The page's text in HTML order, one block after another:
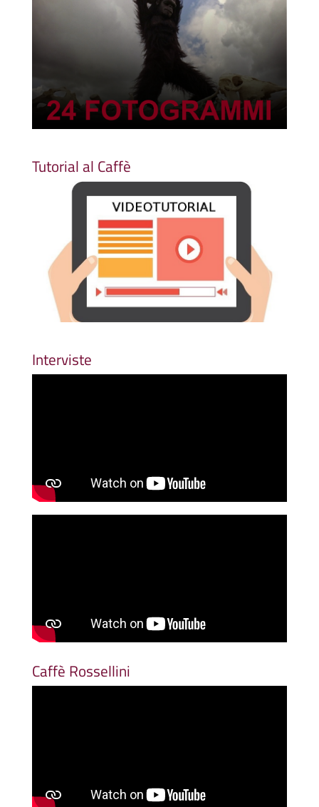
Tutorial al Caffè
Interviste
Caffè Rossellini